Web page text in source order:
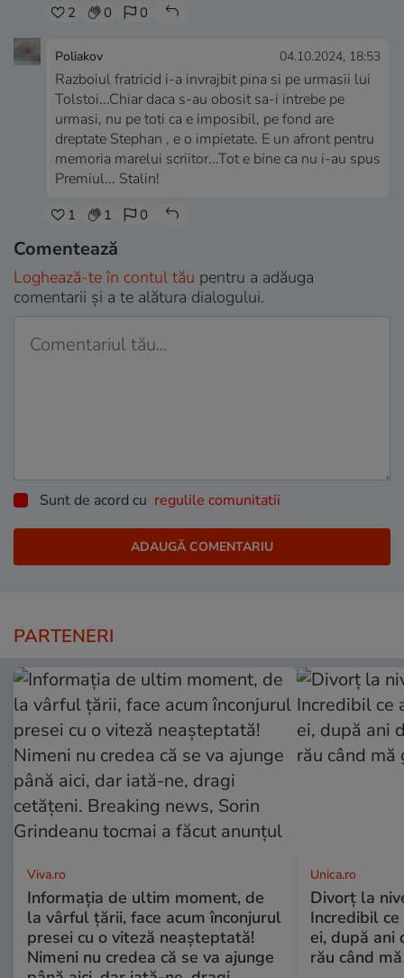
2 0 0
Poliakov 04.10.2024, 18:53
Razboiul fratricid i-a invrajbit pina si pe urmasii lui
Tolstoi...Chiar daca s-au obosit sa-i intrebe pe
urmasi, nu pe toti ca e imposibil, pe fond are
dreptate Stephan , e o impietate. E un afront pentru
memoria marelui scriitor...Tot e bine ca nu i-au spus
Premiul... Stalin!
1 1 0
Comentează
Loghează-te în contul tău pentru a adăuga
comentarii și a te alătura dialogului.
Sunt de acord cu regulile comunitatii
PARTENERI
Viva.ro
Informația de ultim moment, de
la vârful țării, face acum înconjurul
presei cu o viteză neașteptată!
Nimeni nu credea că se va ajunge
Unica.ro
Divorț la
Incredibil
ei, după ani
rău când